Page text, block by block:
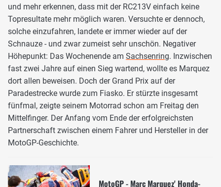
und mehr erkennen, dass mit der RC213V einfach keine
Topresultate mehr möglich waren. Versuchte er dennoch,
solche einzufahren, landete er immer wieder auf der
Schnauze - und zwar zumeist sehr unschön. Negativer
Höhepunkt: Das Wochenende am Sachsenring. Inzwischen
fast zwei Jahre auf einen Sieg wartend, wollte es Marquez
dort allen beweisen. Doch der Grand Prix auf der
Paradestrecke wurde zum Fiasko. Er stürzte insgesamt
fünfmal, zeigte seinem Motorrad schon am Freitag den
Mittelfinger. Der Anfang vom Ende der erfolgreichsten
Partnerschaft zwischen einem Fahrer und Hersteller in der
MotoGP-Geschichte.
MotoGP - Marc Marquez' Honda-